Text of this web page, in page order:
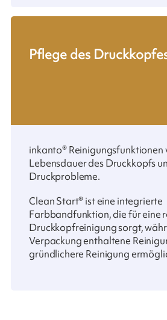
Pflege des
inkanto® Reinigungsfunktionen
Lebensdauer des Druckkopfs
Druckprobleme.
Clean Start® ist eine integrierte
Farbbandfunktion, die für eine
Druckkopfreinigung sorgt,
Verpackung enthaltene
gründlichere Reinigung